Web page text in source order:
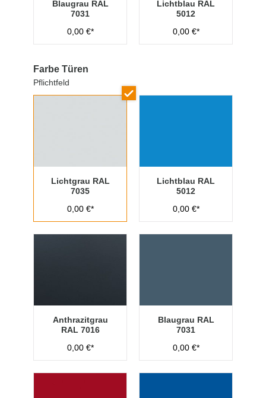
Blaugrau RAL
7031
0,00 €*
Lichtblau RAL
5012
0,00 €*
Farbe Türen
Pflichtfeld
Lichtgrau RAL
7035
0,00 €*
Lichtblau RAL
5012
0,00 €*
Anthrazitgrau
RAL 7016
0,00 €*
Blaugrau RAL
7031
0,00 €*